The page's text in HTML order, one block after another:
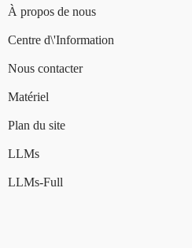
À propos de nous
Centre d\'Information
Nous contacter
Matériel
Plan du site
LLMs
LLMs-Full